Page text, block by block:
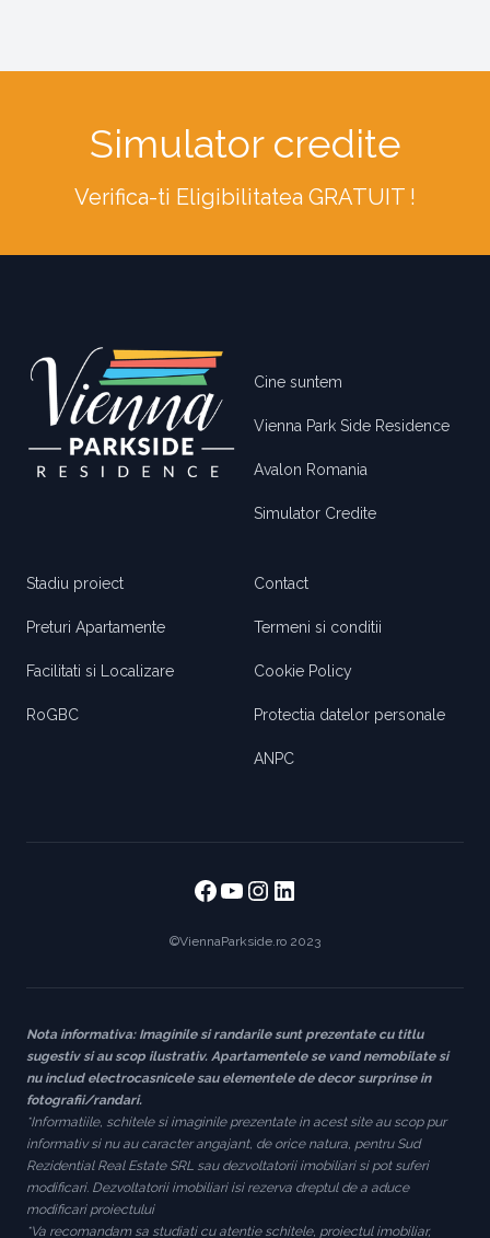
Simulator credite
Verifica-ti Eligibilitatea GRATUIT !
Cine suntem
Vienna Park Side Residence
Avalon Romania
Simulator Credite
Stadiu proiect
Preturi Apartamente
Facilitati si Localizare
RoGBC
Contact
Termeni si conditii
Cookie Policy
Protectia datelor personale
ANPC
Facebook
https://
https://
https://
©ViennaParkside.ro 2023
Nota informativa: Imaginile si randarile sunt prezentate cu titlu
sugestiv si au scop ilustrativ. Apartamentele se vand nemobilate si
nu includ electrocasnicele sau elementele de decor surprinse in
fotografii/randari.
*Informatiile, schitele si imaginile prezentate in acest site au scop pur
informativ si nu au caracter angajant, de orice natura, pentru Sud
Rezidential Real Estate SRL sau dezvoltatorii imobiliari si pot suferi
modificari. Dezvoltatorii imobiliari isi rezerva dreptul de a aduce
modificari proiectului
*Va recomandam sa studiati cu atentie schitele, proiectul imobiliar,